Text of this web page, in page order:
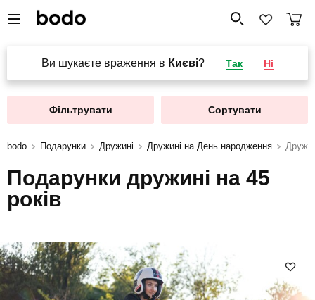
Ви шукаєте враження в Києві? Так Ні
Фільтрувати Сортувати
bodo Подарунки Дружині Дружині на День народження
Подарунки дружині на 45
років